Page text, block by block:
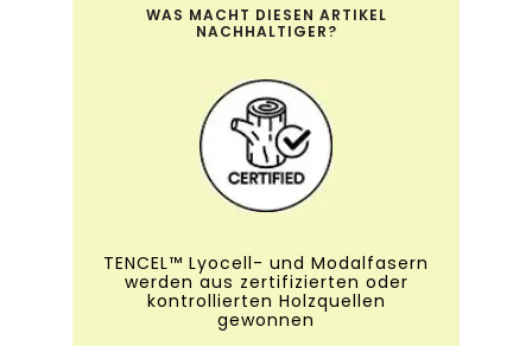
WAS MACHT DIESEN ARTIKEL
NACHHALTIGER?
TENCEL™ Lyocell- und Modalfasern
werden aus zertifizierten oder
kontrollierten Holzquellen
gewonnen